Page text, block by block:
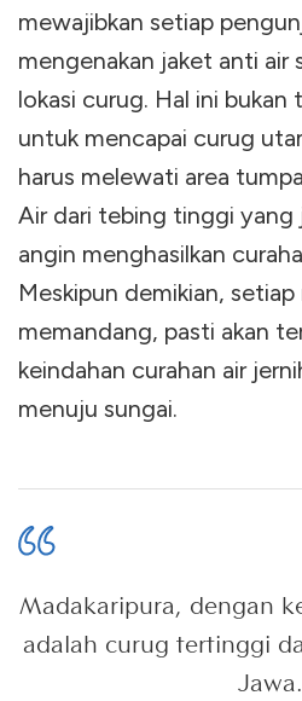
mewajibkan setiap
mengenakan jaket anti air
lokasi curug. Hal ini bukan
untuk mencapai curug
harus melewati area
Air dari tebing tinggi yang
angin menghasilkan
Meskipun demikian,
memandang, pasti akan
keindahan curahan air
menuju sungai.
Madakaripura, dengan
adalah curug tertinggi
Jawa.